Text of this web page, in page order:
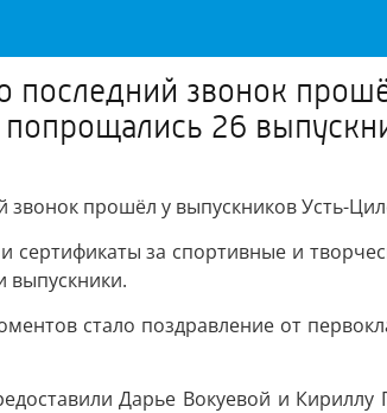
последний звонок
26
звонок прошёл у выпускников Усть-
сертификаты за спортивные и
выпускники.
стало поздравление от
Дарье Вокуевой и